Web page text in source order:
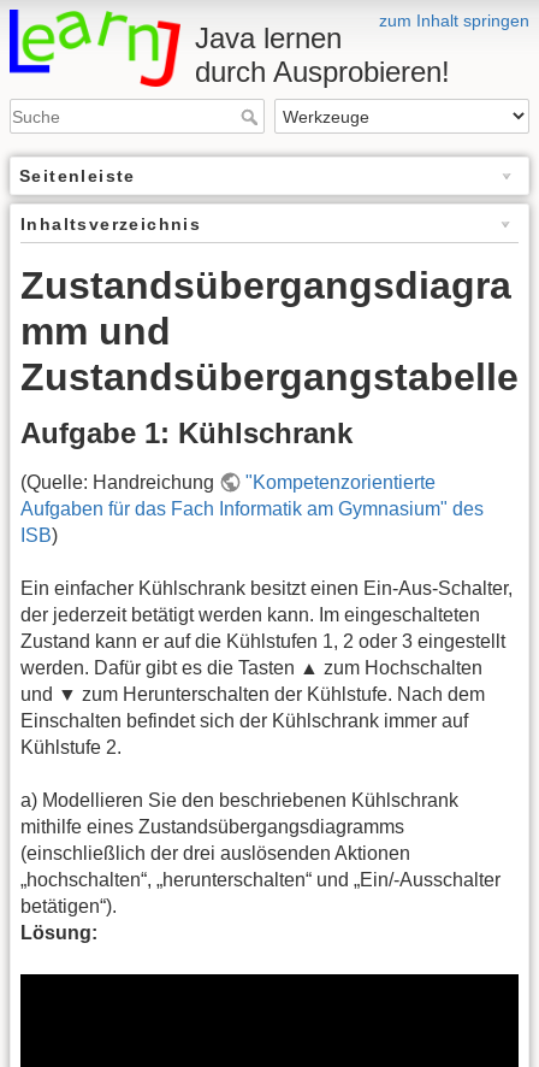
zum Inhalt springen
Java lernen
durch Ausprobieren!
Seitenleiste
Inhaltsverzeichnis
Zustandsübergangsdiagra
mm und
Zustandsübergangstabelle
Aufgabe 1: Kühlschrank
(Quelle: Handreichung
"Kompetenzorientierte
Aufgaben für das Fach Informatik am Gymnasium" des
ISB)
Ein einfacher Kühlschrank besitzt einen Ein-Aus-Schalter,
der jederzeit betätigt werden kann. Im eingeschalteten
Zustand kann er auf die Kühlstufen 1, 2 oder 3 eingestellt
werden. Dafür gibt es die Tasten ▲ zum Hochschalten
und ▼ zum Herunterschalten der Kühlstufe. Nach dem
Einschalten befindet sich der Kühlschrank immer auf
Kühlstufe 2.
a) Modellieren Sie den beschriebenen Kühlschrank
mithilfe eines Zustandsübergangsdiagramms
(einschließlich der drei auslösenden Aktionen
„hochschalten“, „herunterschalten“ und „Ein/-Ausschalter
betätigen“).
Lösung: